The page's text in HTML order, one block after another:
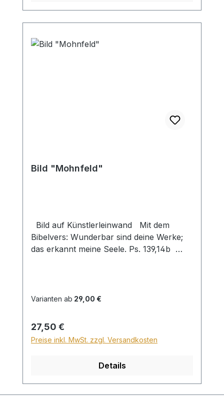
Bild "Mohnfeld"
Bild auf Künstlerleinwand Mit dem
Bibelvers: Wunderbar sind deine Werke;
das erkannt meine Seele. Ps. 139,14b
Zuschlag für Sperrgut in Höhe von
Ausland beträgt der Sperrgutzuschlag
30€.
Varianten ab 29,00 €
Regulärer Preis:
27,50 €
Preise inkl. MwSt. zzgl. Versandkosten
Details